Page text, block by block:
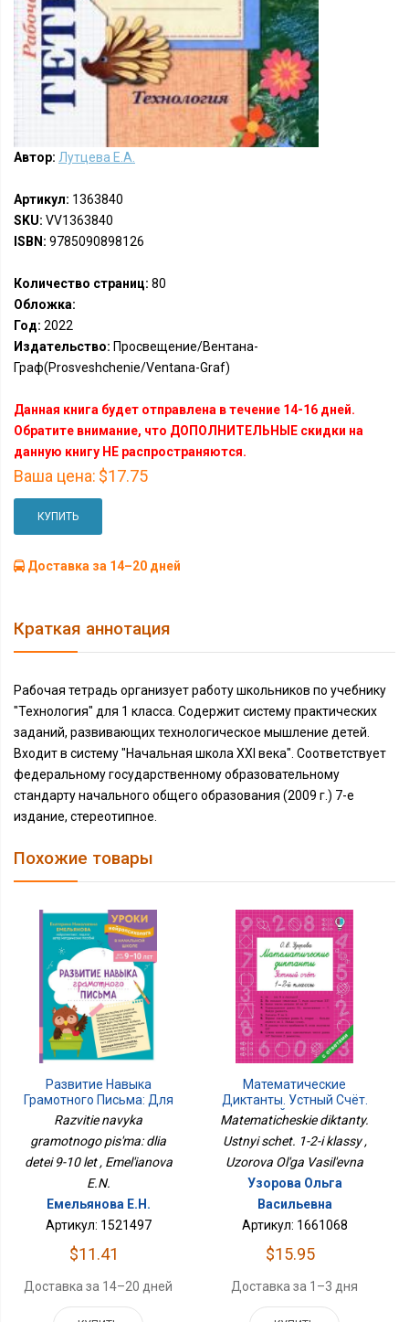
Автор: Лутцева Е.А.
Артикул: 1363840
SKU: VV1363840
ISBN: 9785090898126
Количество страниц: 80
Обложка:
Год: 2022
Издательство: Просвещение/Вентана-
Граф(Prosveshchenie/Ventana-Graf)
Данная книга будет отправлена в течение 14-16 дней.
Обратите внимание, что ДОПОЛНИТЕЛЬНЫЕ скидки на
данную книгу НЕ распространяются.
Ваша цена: $17.75
КУПИТЬ
Доставка за 14–20 дней
Краткая аннотация
Рабочая тетрадь организует работу школьников по учебнику
"Технология" для 1 класса. Содержит систему практических
заданий, развивающих технологическое мышление детей.
Входит в систему "Начальная школа XXI века". Соответствует
федеральному государственному образовательному
стандарту начального общего образования (2009 г.) 7-е
издание, стереотипное.
Похожие товары
Развитие Навыка
Грамотного Письма: Для
Детей 9-10 Лет
Razvitie navyka
gramotnogo pis'ma: dlia
detei 9-10 let , Emel'ianova
E.N.
Емельянова Е.Н.
Артикул: 1521497
$11.41
Доставка за 14–20 дней
Математические
Диктанты. Устный Счёт.
1-2-Й Классы
Matematicheskie diktanty.
Ustnyi schet. 1-2-i klassy ,
Uzorova Ol'ga Vasil'evna
Узорова Ольга
Васильевна
Артикул: 1661068
$15.95
Доставка за 1–3 дня